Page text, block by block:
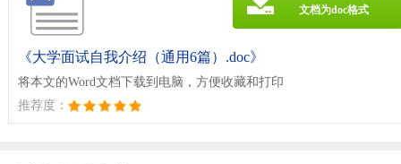
《大学面试自我介绍（通用6篇）.doc》
将本文的Word文档下载到电脑，方便收藏和打印
推荐度：
文档为doc格式